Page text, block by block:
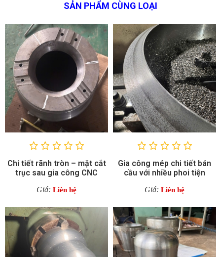
SẢN PHẨM CÙNG LOẠI
Chi tiết rãnh tròn – mặt cắt
trục sau gia công CNC
Giá: Liên hệ
Gia công mép chi tiết bán
cầu với nhiều phoi tiện
Giá: Liên hệ